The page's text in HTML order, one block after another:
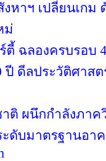
หาฯ เปลี่ยนเก
ม่
ตี้ ฉลองครบรอบ
ปี ดีลประวัติศาส
ติ ผนึกกำลังภาค
ดับมาตรฐานอาค